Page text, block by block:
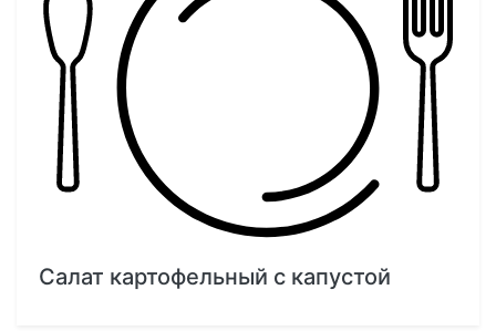
Салат картофельный с капустой